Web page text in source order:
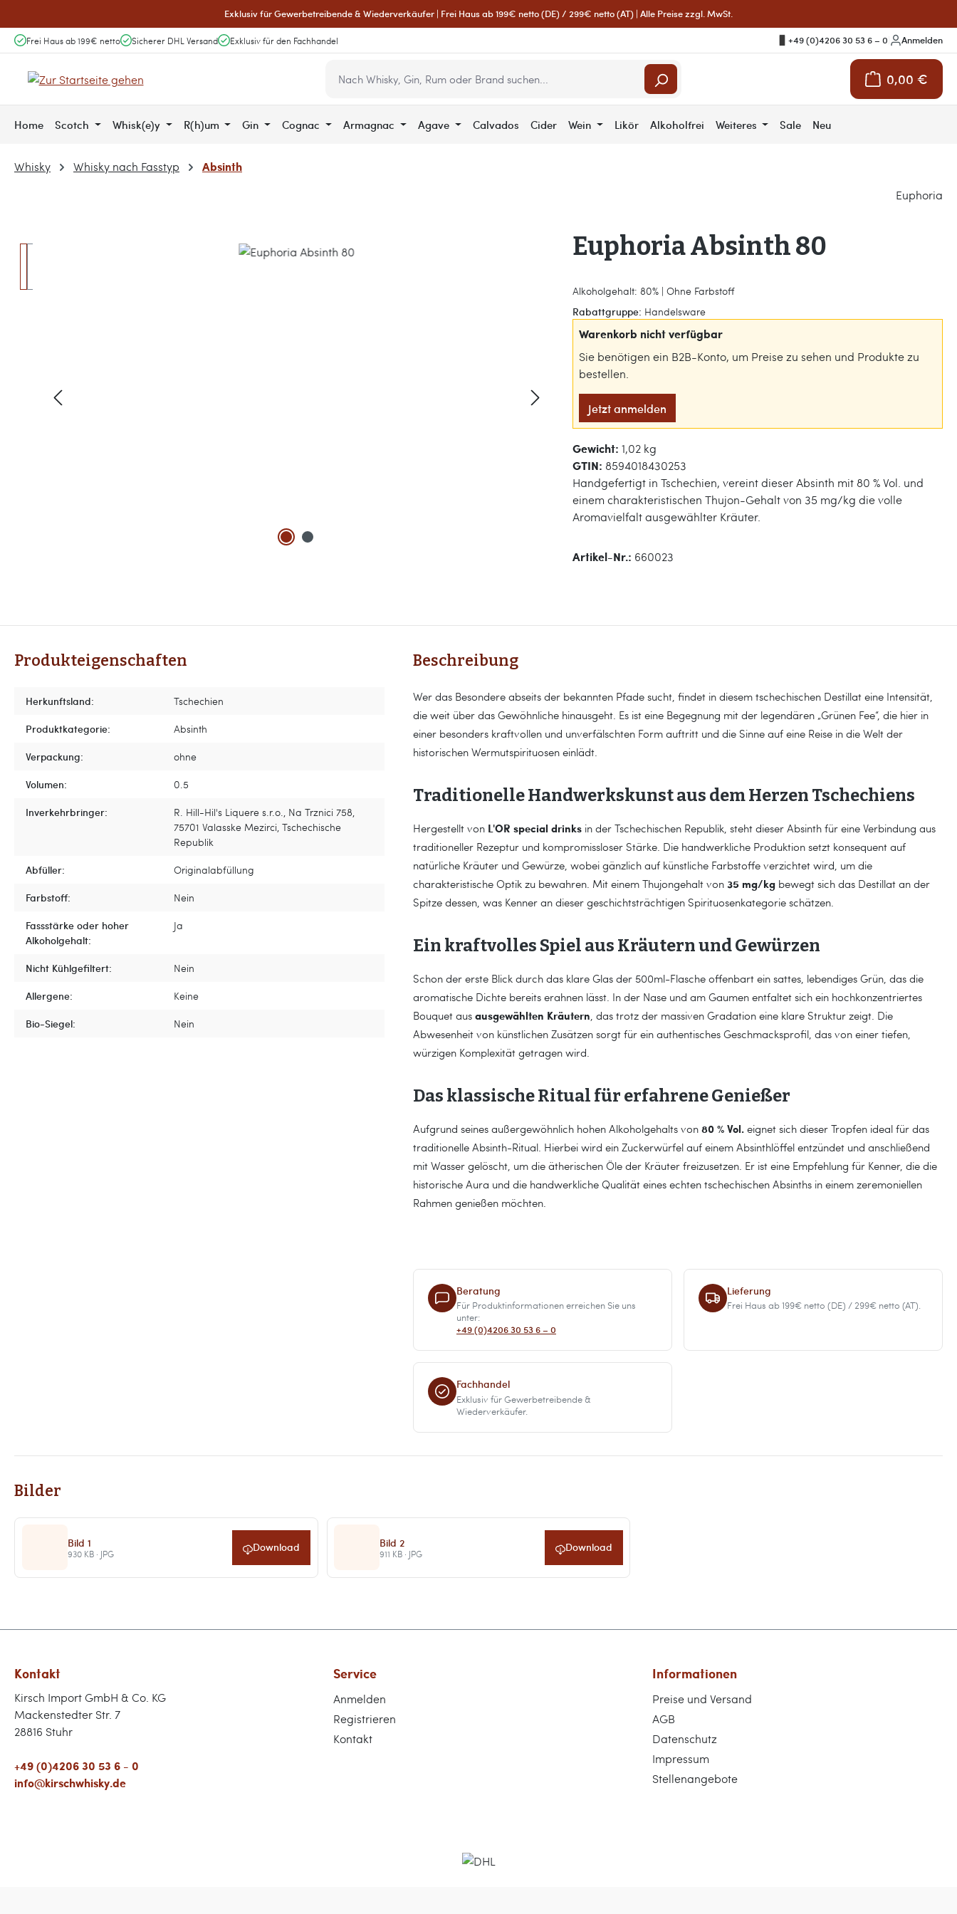
Exklusiv für Gewerbetreibende & Wiederverkäufer | Frei Haus ab 199€ netto (DE) / 299€ netto (AT) | Alle Preise zzgl. MwSt.
Frei Haus ab 199€ netto Sicherer DHL Versand Exklusiv für den Fachhandel +49 (0)4206 30 53 6 – 0 Anmelden
0,00 €
Warenkorb
Home Scotch Whisk(e)y R(h)um Gin Cognac Armagnac Agave Calvados Cider Wein Likör Alkoholfrei Weiteres Sale Neu
Whisky Whisky nach Fasstyp Absinth
Euphoria
Euphoria Absinth 80
Alkoholgehalt: 80% | Ohne Farbstoff
Rabattgruppe: Handelsware
Warenkorb nicht verfügbar
Sie benötigen ein B2B-Konto, um Preise zu sehen und Produkte zu
bestellen.
Jetzt anmelden
Gewicht: 1,02 kg
GTIN: 8594018430253
Handgefertigt in Tschechien, vereint dieser Absinth mit 80 % Vol. und
einem charakteristischen Thujon-Gehalt von 35 mg/kg die volle
Aromavielfalt ausgewählter Kräuter.
Artikel-Nr.: 660023
Produkteigenschaften
Herkunftsland:
Tschechien
Produktkategorie:
Absinth
Verpackung:
ohne
Volumen:
0.5
Inverkehrbringer:
R. Hill-Hil's Liquere s.r.o., Na Trznici 758,
75701 Valasske Mezirci, Tschechische
Republik
Abfüller:
Originalabfüllung
Farbstoff:
Nein
Fassstärke oder hoher
Alkoholgehalt:
Ja
Nicht Kühlgefiltert:
Nein
Allergene:
Keine
Bio-Siegel:
Nein
Beschreibung
Wer das Besondere abseits der bekannten Pfade sucht, findet in diesem tschechischen Destillat eine Intensität,
die weit über das Gewöhnliche hinausgeht. Es ist eine Begegnung mit der legendären „Grünen Fee“, die hier in
einer besonders kraftvollen und unverfälschten Form auftritt und die Sinne auf eine Reise in die Welt der
historischen Wermutspirituosen einlädt.
Traditionelle Handwerkskunst aus dem Herzen Tschechiens
Hergestellt von L'OR special drinks in der Tschechischen Republik, steht dieser Absinth für eine Verbindung aus
traditioneller Rezeptur und kompromissloser Stärke. Die handwerkliche Produktion setzt konsequent auf
natürliche Kräuter und Gewürze, wobei gänzlich auf künstliche Farbstoffe verzichtet wird, um die
charakteristische Optik zu bewahren. Mit einem Thujongehalt von 35 mg/kg bewegt sich das Destillat an der
Spitze dessen, was Kenner an dieser geschichtsträchtigen Spirituosenkategorie schätzen.
Ein kraftvolles Spiel aus Kräutern und Gewürzen
Schon der erste Blick durch das klare Glas der 500ml-Flasche offenbart ein sattes, lebendiges Grün, das die
aromatische Dichte bereits erahnen lässt. In der Nase und am Gaumen entfaltet sich ein hochkonzentriertes
Bouquet aus ausgewählten Kräutern, das trotz der massiven Gradation eine klare Struktur zeigt. Die
Abwesenheit von künstlichen Zusätzen sorgt für ein authentisches Geschmacksprofil, das von einer tiefen,
würzigen Komplexität getragen wird.
Das klassische Ritual für erfahrene Genießer
Aufgrund seines außergewöhnlich hohen Alkoholgehalts von 80 % Vol. eignet sich dieser Tropfen ideal für das
traditionelle Absinth-Ritual. Hierbei wird ein Zuckerwürfel auf einem Absinthlöffel entzündet und anschließend
mit Wasser gelöscht, um die ätherischen Öle der Kräuter freizusetzen. Er ist eine Empfehlung für Kenner, die die
historische Aura und die handwerkliche Qualität eines echten tschechischen Absinths in einem zeremoniellen
Rahmen genießen möchten.
Beratung
Für Produktinformationen erreichen Sie uns
unter:
+49 (0)4206 30 53 6 – 0
Lieferung
Frei Haus ab 199€ netto (DE) / 299€ netto (AT).
Fachhandel
Exklusiv für Gewerbetreibende &
Wiederverkäufer.
Bilder
Bild 1
930 KB · JPG Download Bild 2
911 KB · JPG Download
Kontakt
Kirsch Import GmbH & Co. KG
Mackenstedter Str. 7
28816 Stuhr
+49 (0)4206 30 53 6 - 0
info@kirschwhisky.de
Service
Anmelden
Registrieren
Kontakt
Informationen
Preise und Versand
AGB
Datenschutz
Impressum
Stellenangebote